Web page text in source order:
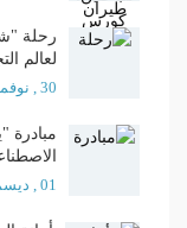
رحلة
لعالم
30 , نوفمبر , 2025
مبادرة
01 , ديسمبر , 2025